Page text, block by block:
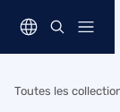
Toutes les